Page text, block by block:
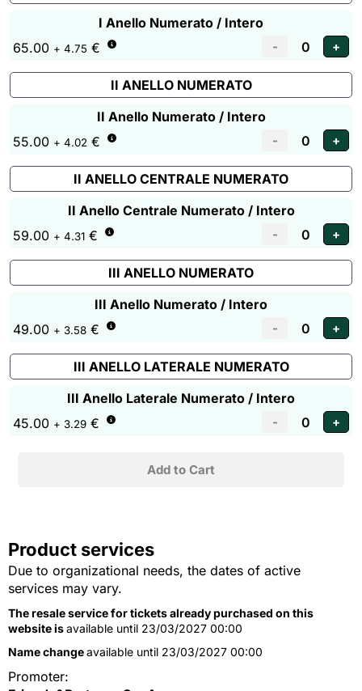
I Anello Numerato / Intero
65.00 + 4.75 €
II ANELLO NUMERATO
II Anello Numerato / Intero
55.00 + 4.02 €
II ANELLO CENTRALE NUMERATO
II Anello Centrale Numerato / Intero
59.00 + 4.31 €
III ANELLO NUMERATO
III Anello Numerato / Intero
49.00 + 3.58 €
III ANELLO LATERALE NUMERATO
III Anello Laterale Numerato / Intero
45.00 + 3.29 €
Product services
Due to organizational needs, the dates of active
services may vary.
The resale service for tickets already purchased on this
website isavailable until 23/03/2027 00:00
Name changeavailable until 23/03/2027 00:00
Promoter: